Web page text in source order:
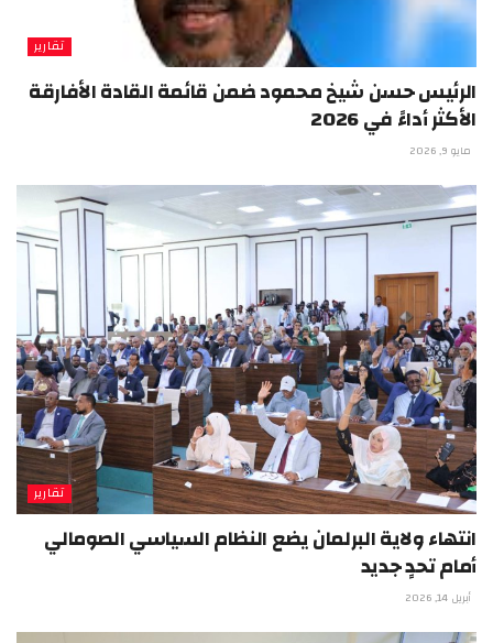
تقارير
الرئيس حسن شيخ محمود ضمن قائمة القادة الأفارقة
الأكثر أداءً في 2026
مايو 9, 2026
تقارير
انتهاء ولاية البرلمان يضع النظام السياسي الصومالي
أمام تحدٍ جديد
أبريل 14, 2026